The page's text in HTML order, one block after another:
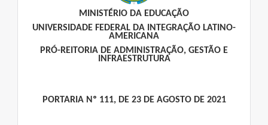
MINISTÉRIO DA EDUCAÇÃO
UNIVERSIDADE FEDERAL DA INTEGRAÇÃO LATINO-
AMERICANA
PRÓ-REITORIA DE ADMINISTRAÇÃO, GESTÃO E
INFRAESTRUTURA
PORTARIA Nº 111, DE 23 DE AGOSTO DE 2021